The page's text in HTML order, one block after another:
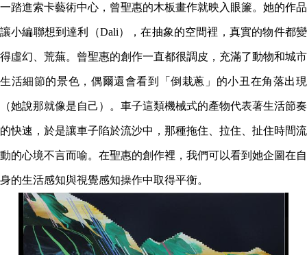
一踏進索卡藝術中心，曾聖惠的木板畫作就映入眼簾。她的作品
讓小編聯想到達利（Dali），在抽象的空間裡，真實的物件都變
得虛幻、荒蕪。曾聖惠的創作一直都很調皮，充滿了動物和城市
生活細節的景色，偶爾還會看到「倒栽蔥」的小丑在角落出現
（她說那就像是自己）。車子這類機械式的產物代表著生活節奏
的快速，於是讓車子陷於流沙中，那種拖住、拉住、扯住時間流
動的心境不言而喻。在聖惠的創作裡，我們可以看到她企圖在自
身的生活感知與視覺感知操作中取得平衡。